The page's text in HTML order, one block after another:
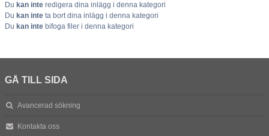
Du kan inte redigera dina inlägg i denna kategori
Du kan inte ta bort dina inlägg i denna kategori
Du kan inte bifoga filer i denna kategori
GÅ TILL SIDA
Avancerad sökning
Kontakta oss